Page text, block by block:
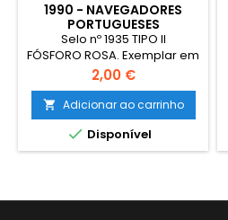
1990 - NAVEGADORES
PORTUGUESES
Selo nº 1935 TIPO II
FÓSFORO ROSA. Exemplar em
boas condições.
Preço
2,00 €
 Adicionar ao carrinho
 Disponível